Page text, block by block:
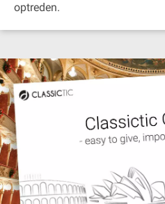
optreden.